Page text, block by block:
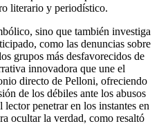
literario y periodístico.
sino que también investiga
como las denuncias sobre
grupos más desfavorecidos de
innovadora que une el
directo de Pelloni, ofreciendo
de los débiles ante los abusos
penetrar en los instantes en
ocultar la verdad, como resaltó